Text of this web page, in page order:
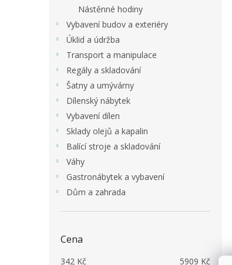
Nástěnné hodiny
Vybavení budov a exteriéry
Úklid a údržba
Transport a manipulace
Regály a skladování
Šatny a umývárny
Dílenský nábytek
Vybavení dílen
Sklady olejů a kapalin
Balící stroje a skladování
Váhy
Gastronábytek a vybavení
Dům a zahrada
Cena
342 Kč 5909 Kč